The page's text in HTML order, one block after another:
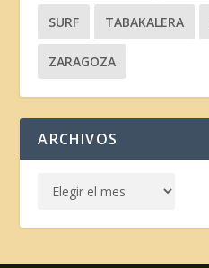
SURF TABAKALERA
ZARAGOZA
ARCHIVOS